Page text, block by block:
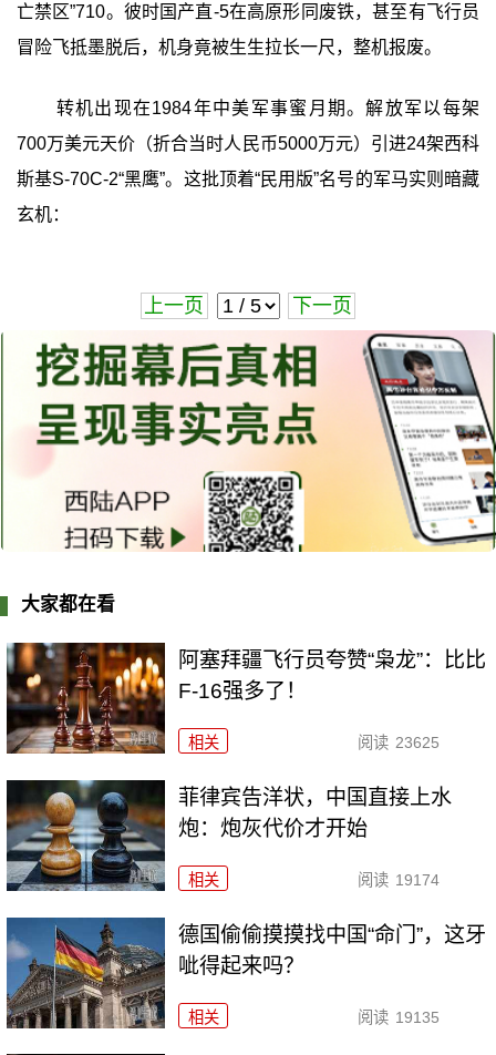
亡禁区”710。彼时国产直-5在高原形同废铁，甚至有飞行员
冒险飞抵墨脱后，机身竟被生生拉长一尺，整机报废。
转机出现在1984年中美军事蜜月期。解放军以每架
700万美元天价（折合当时人民币5000万元）引进24架西科
斯基S-70C-2“黑鹰”。这批顶着“民用版”名号的军马实则暗藏
玄机：
上一页 下一页
大家都在看
阿塞拜疆飞行员夸赞“枭龙”：比比
F-16强多了！
相关 阅读 23625
菲律宾告洋状，中国直接上水
炮：炮灰代价才开始
相关 阅读 19174
德国偷偷摸摸找中国“命门”，这牙
呲得起来吗？
相关 阅读 19135